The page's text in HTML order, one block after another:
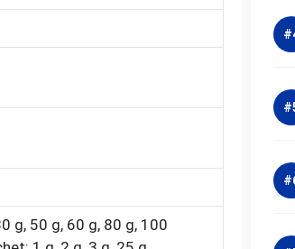
g, 50 g, 60 g, 80 g, 100